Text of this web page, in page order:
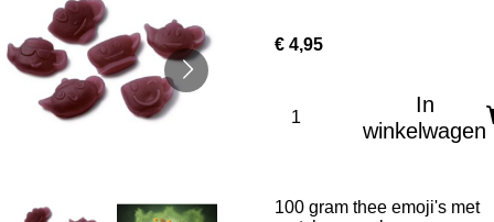
€ 4,95
In
winkelwagen
100 gram thee emoji's met